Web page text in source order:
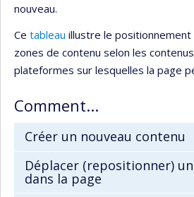
nouveau.
Ce tableau illustre le
zones de contenu selon les
plateformes sur lesquelles la page
Comment...
Créer un nouveau contenu
Déplacer (repositionner)
dans la page